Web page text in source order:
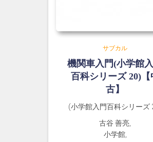
サブカル
機関車入門(小学館
百科シリーズ 20)【
古】
(小学館入門百科シリーズ
古谷 善亮,
小学館,